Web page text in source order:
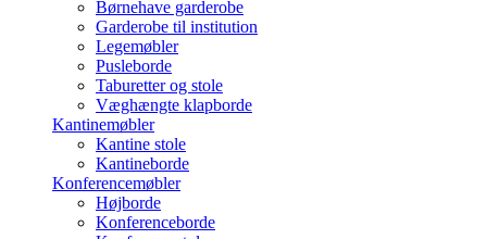
Børnehave garderobe
Garderobe til institution
Legemøbler
Pusleborde
Taburetter og stole
Væghængte klapborde
Kantinemøbler
Kantine stole
Kantineborde
Konferencemøbler
Højborde
Konferenceborde